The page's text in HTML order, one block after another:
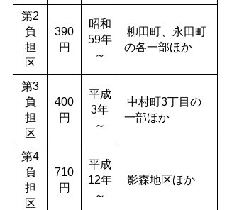
第2
負
担
区
390
円
昭和
59年
～
柳田町、永田町
の各一部ほか
第3
負
担
区
400
円
平成
3年
～
中村町3丁目の
一部ほか
第4
負
担
区
710
円
平成
12年
～
影森地区ほか